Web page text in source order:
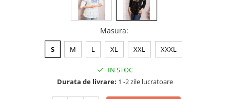
Masura:
S M L XL XXL XXXL
IN STOC
Durata de livrare: 1 -2 zile lucratoare